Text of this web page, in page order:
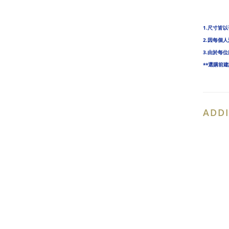
1.尺寸皆
2.因每個
3.由於每
**選購前